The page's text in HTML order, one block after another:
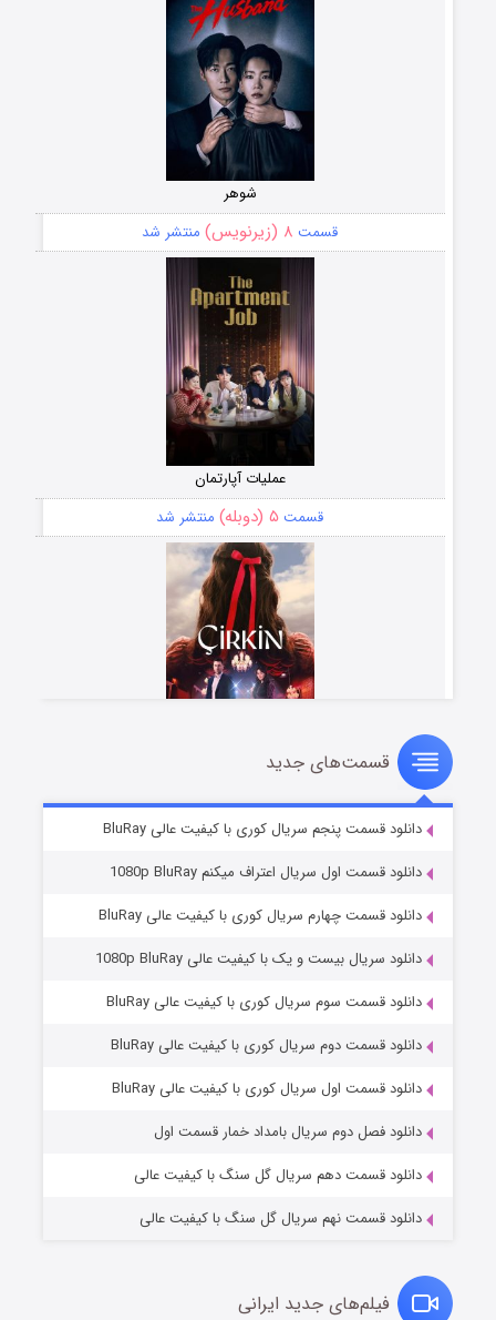
شوهر
قسمت ۸ (زیرنویس) منتشر شد
عملیات آپارتمان
قسمت ۵ (دوبله) منتشر شد
سریال زشت
قسمت۲ (زیرنویس) منتشر شد
مردگان متحرک: شهر مرده ۳
قسمت۲ (زیرنویس) منتشر شد
قسمت‌های جدید
دانلود قسمت پنجم سریال کوری با کیفیت عالی BluRay
دانلود قسمت اول سریال اعتراف میکنم 1080p BluRay
دانلود قسمت چهارم سریال کوری با کیفیت عالی BluRay
دانلود سریال بیست و یک با کیفیت عالی 1080p BluRay
دانلود قسمت سوم سریال کوری با کیفیت عالی BluRay
دانلود قسمت دوم سریال کوری با کیفیت عالی BluRay
دانلود قسمت اول سریال کوری با کیفیت عالی BluRay
دانلود فصل دوم سریال بامداد خمار قسمت اول
دانلود قسمت دهم سریال گل سنگ با کیفیت عالی
دانلود قسمت نهم سریال گل سنگ با کیفیت عالی
فیلم‌های جدید ایرانی